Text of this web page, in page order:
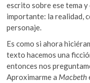
escrito sobre ese tema y
importante: la realidad,
personaje.
Es como si ahora
texto hacemos una
entonces nos
Aproximarme a Macbeth